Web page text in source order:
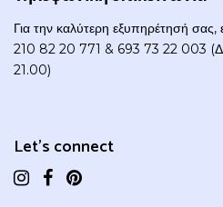
Για την καλύτερη εξυπηρέτησή σας,
210 82 20 771 & 693 73 22 003
21.00)
Let's connect